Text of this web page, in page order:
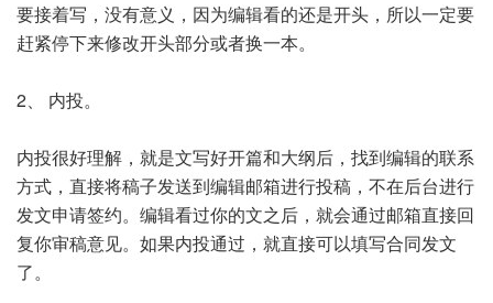
要接着写，没有意义，因为编辑看的还是开头，所以一定要
赶紧停下来修改开头部分或者换一本。
2、 内投。
内投很好理解，就是文写好开篇和大纲后，找到编辑的联系
方式，直接将稿子发送到编辑邮箱进行投稿，不在后台进行
发文申请签约。编辑看过你的文之后，就会通过邮箱直接回
复你审稿意见。如果内投通过，就直接可以填写合同发文
了。